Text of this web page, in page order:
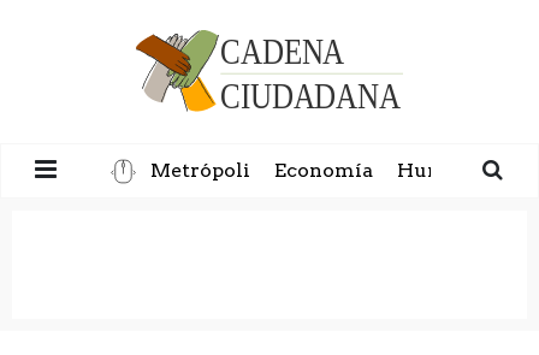
Metrópoli Economía Humanidad